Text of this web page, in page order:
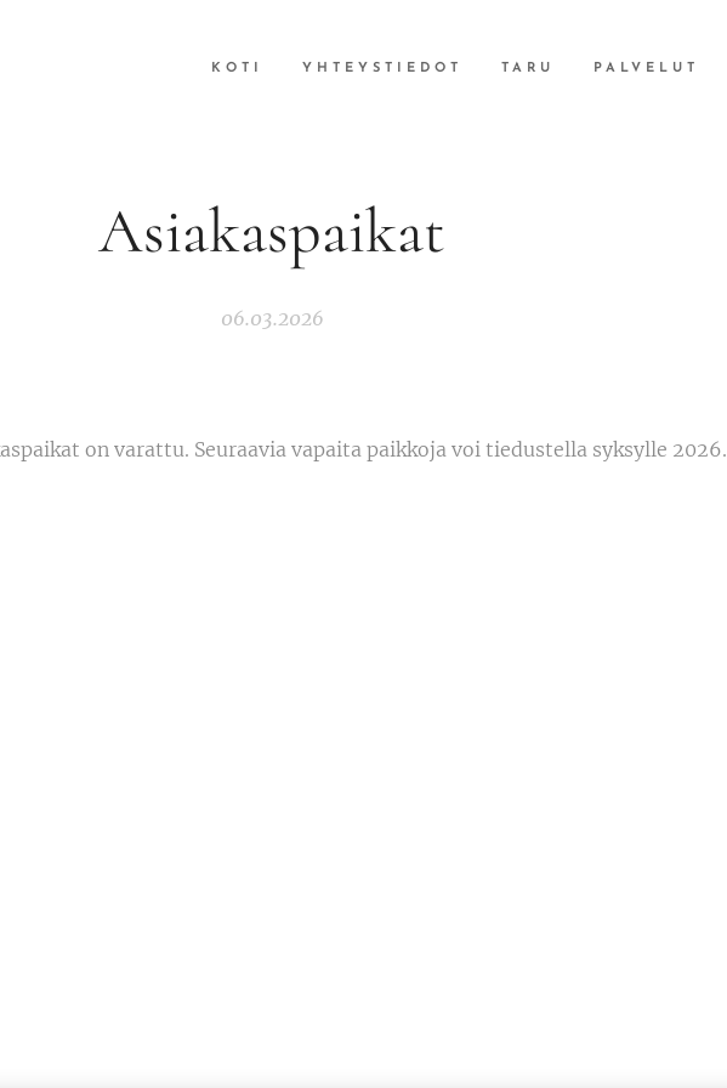
KOTI YHTEYSTIEDOT TARU PALVELUT
Asiakaspaikat
06.03.2026
on varattu. Seuraavia vapaita paikkoja voi tiedustella syksylle 2026.